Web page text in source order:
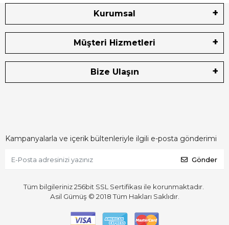
Kurumsal
Müşteri Hizmetleri
Bize Ulaşın
Kampanyalarla ve içerik bültenleriyle ilgili e-posta gönderimi
Gönder
Tüm bilgileriniz 256bit SSL Sertifikası ile korunmaktadır.
Asil Gümüş © 2018Tüm Hakları Saklıdır.